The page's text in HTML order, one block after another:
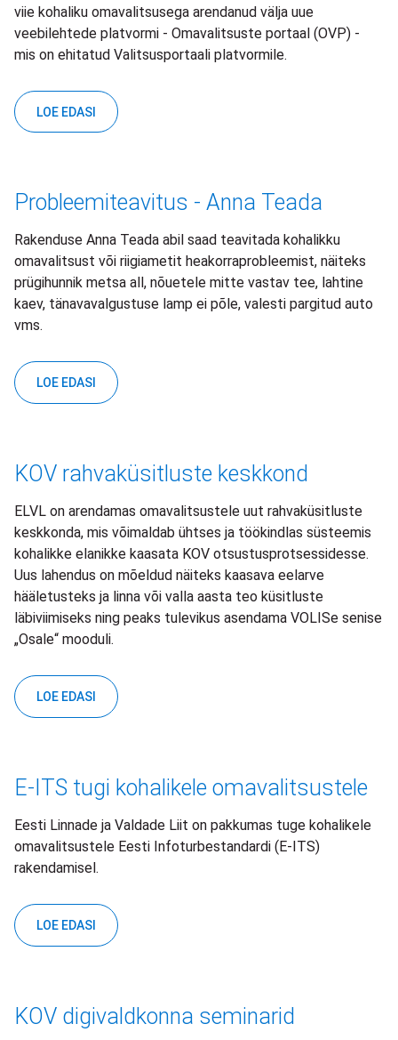
viie kohaliku omavalitsusega arendanud välja uue
veebilehtede platvormi - Omavalitsuste portaal (OVP) -
mis on ehitatud Valitsusportaali platvormile.
LOE EDASI
Probleemiteavitus - Anna Teada
Rakenduse Anna Teada abil saad teavitada kohalikku
omavalitsust või riigiametit heakorraprobleemist, näiteks
prügihunnik metsa all, nõuetele mitte vastav tee, lahtine
kaev, tänavavalgustuse lamp ei põle, valesti pargitud auto
vms.
LOE EDASI
KOV rahvaküsitluste keskkond
ELVL on arendamas omavalitsustele uut rahvaküsitluste
keskkonda, mis võimaldab ühtses ja töökindlas süsteemis
kohalikke elanikke kaasata KOV otsustusprotsessidesse.
Uus lahendus on mõeldud näiteks kaasava eelarve
hääletusteks ja linna või valla aasta teo küsitluste
läbiviimiseks ning peaks tulevikus asendama VOLISe senise
„Osale“ mooduli.
LOE EDASI
E-ITS tugi kohalikele omavalitsustele
Eesti Linnade ja Valdade Liit on pakkumas tuge kohalikele
omavalitsustele Eesti Infoturbestandardi (E-ITS)
rakendamisel.
LOE EDASI
KOV digivaldkonna seminarid